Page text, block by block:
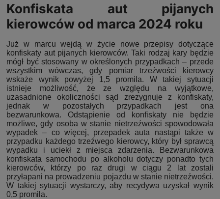
Konfiskata aut pijanych
kierowców od marca 2024 roku
Już w marcu wejdą w życie nowe przepisy dotyczące
konfiskaty aut pijanych kierowców. Taki rodzaj kary będzie
mógł być stosowany w określonych przypadkach – przede
wszystkim wówczas, gdy pomiar trzeźwości kierowcy
wskaże wynik powyżej 1,5 promila. W takiej sytuacji
istnieje możliwość, że ze względu na wyjątkowe,
uzasadnione okoliczności sąd zrezygnuje z konfiskaty,
jednak w pozostałych przypadkach jest ona
bezwarunkowa. Odstąpienie od konfiskaty nie będzie
możliwe, gdy osoba w stanie nietrzeźwości spowodowała
wypadek – co więcej, przepadek auta nastąpi także w
przypadku każdego trzeźwego kierowcy, który był sprawcą
wypadku i uciekł z miejsca zdarzenia. Bezwarunkowa
konfiskata samochodu po alkoholu dotyczy ponadto tych
kierowców, którzy po raz drugi w ciągu 2 lat zostali
przyłapani na prowadzeniu pojazdu w stanie nietrzeźwości.
W takiej sytuacji wystarczy, aby recydywa uzyskał wynik
0,5 promila.